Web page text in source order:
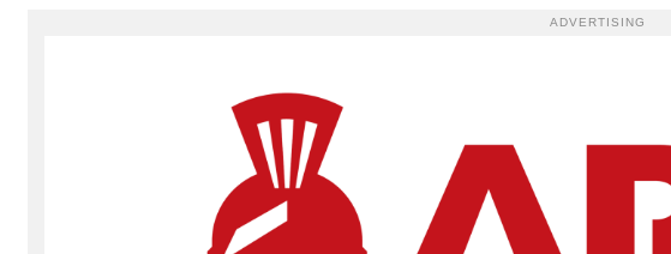
ADVERTISING